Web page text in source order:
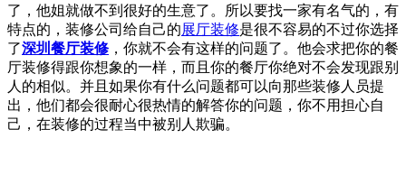
了，他姐就做不到很好的生意了。所以要找一家有名气的，有
特点的，装修公司给自己的展厅装修是很不容易的不过你选择
了深圳餐厅装修 ，你就不会有这样的问题了。他会求把你的餐
厅装修得跟你想象的一样，而且你的餐厅你绝对不会发现跟别
人的相似。并且如果你有什么问题都可以向那些装修人员提
出，他们都会很耐心很热情的解答你的问题，你不用担心自
己，在装修的过程当中被别人欺骗。